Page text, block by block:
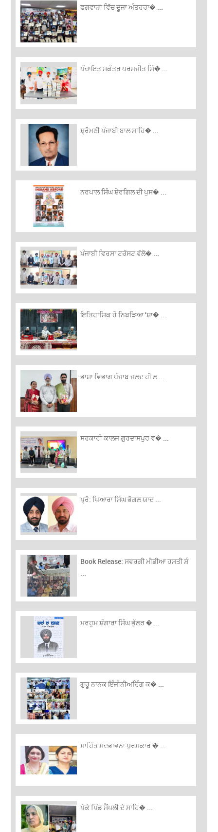
ਫਗਵਾੜਾ ਵਿੱਚ ਦੂਜਾ ਅੰਤਰਰਾ� ...
ਪੰਚਾਇਤ ਸਕੱਤਰ ਪਰਮਜੀਤ ਸਿੰ� ...
ਸ਼੍ਰੋਮਣੀ ਪੰਜਾਬੀ ਬਾਲ ਸਾਹਿ� ...
ਨਰਪਾਲ ਸਿੰਘ ਸ਼ੇਰਗਿਲ ਦੀ ਪੁਸ� ...
ਪੰਜਾਬੀ ਵਿਰਸਾ ਟਰੱਸਟ ਵੱਲੋ� ...
ਇਤਿਹਾਸਿਕ ਹੋ ਨਿਬੜਿਆ ‘ਸ਼ਾ� ...
ਭਾਸ਼ਾ ਵਿਭਾਗ ਪੰਜਾਬ ਜਲਦ ਹੀ ਲ ...
ਸਰਕਾਰੀ ਕਾਲਜ ਗੁਰਦਾਸਪੁਰ ਵ� ...
ਪ੍ਰੋ: ਪਿਆਰਾ ਸਿੰਘ ਭੋਗਲ ਯਾਦ ...
Book Release: ਸਵਰਗੀ ਮੀਡੀਆ ਹਸਤੀ ਸ਼ੰ
ਮਰਹੂਮ ਸ਼ੰਗਾਰਾ ਸਿੰਘ ਭੁੱਲਰ � ...
ਗੁਰੂ ਨਾਨਕ ਇੰਜੀਨੀਅਰਿੰਗ ਕ� ...
ਸਾਹਿੱਤ ਸਦਭਾਵਨਾ ਪੁਰਸਕਾਰ � ...
ਪੇਕੇ ਪਿੰਡ ਸੈਂਪਲੀ ਦੇ ਸਾਹਿ� ...